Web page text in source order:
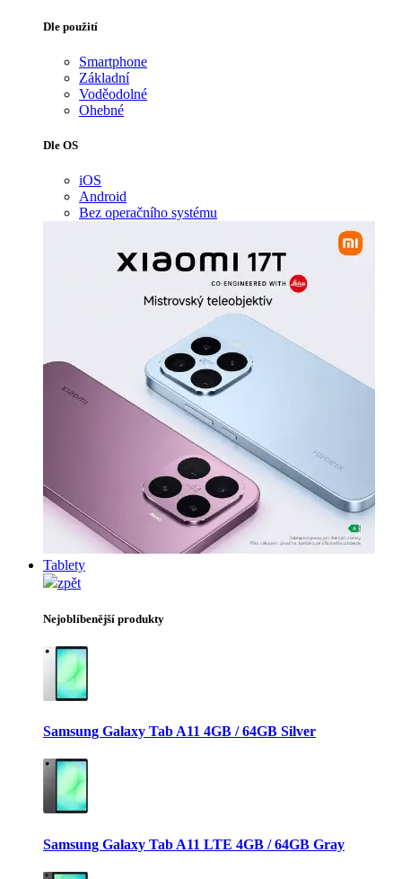
Dle použití
Smartphone
Základní
Voděodolné
Ohebné
Dle OS
iOS
Android
Bez operačního systému
Tablety
zpět
Nejoblíbenější produkty
Samsung Galaxy Tab A11 4GB / 64GB Silver
Samsung Galaxy Tab A11 LTE 4GB / 64GB Gray